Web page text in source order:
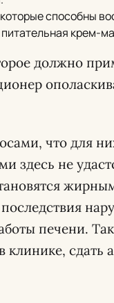
способны
крем-
должно
что для
здесь не
печени.
клинике, сдать